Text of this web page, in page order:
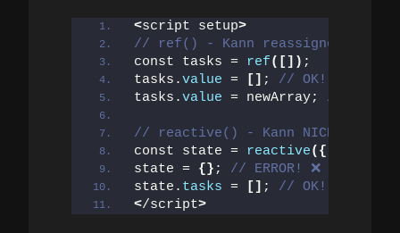
<script setup>
// ref() - Kann reassigned werden
const tasks = ref([]) ;
tasks.value = [] ; // OK!
tasks.value = newArray; // OK!
// reactive() - Kann NICHT
const state = reactive({
state = {} ; // ERROR! ❌
state. tasks = [] ; // OK! ✅
</script>